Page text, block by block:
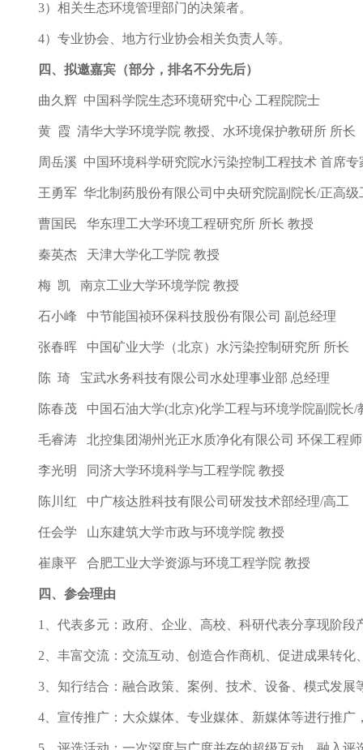
3）相关生态环境管理部门的决策者。
4）专业协会、地方行业协会相关负责人等。
四、拟邀嘉宾（部分，排名不分先后）
曲久辉 中国科学院生态环境研究中心 工程院院士
黄 霞 清华大学环境学院 教授、水环境保护教研所
周岳溪 中国环境科学研究院水污染控制工程技术 首
王勇军 华北制药股份有限公司中央研究院副院长/正高级
曹国民 华东理工大学环境工程研究所 所长 教授
秦英杰 天津大学化工学院 教授
梅 凯 南京工业大学环境学院 教授
石小峰 中节能国祯环保科技股份有限公司 副总经理
张春晖 中国矿业大学（北京）水污染控制研究所 所
陈 琦 宝武水务科技有限公司水处理事业部 总经理
陈春茂 中国石油大学(北京)化学工程与环境学院副院长/
毛睿涛 北控集团湖州光正水质净化有限公司 环保工程师
李光明 同济大学环境科学与工程学院 教授
陈川红 中广核达胜科技有限公司研发技术部经理/高工
任会学 山东建筑大学市政与环境学院 教授
崔康平 合肥工业大学资源与环境工程学院 教授
四、 参会理由
1 、代表多元 ：政府、企业、 高校、科研代表分享现阶段
2 、丰富交流 ： 交流互动、创造合作商机、 促进成果转化
3 、知行结合：融合政策、案例、技术、设备、模式发展
4 、宣传推广：大众媒体、专业媒体、 新媒体等进行推广